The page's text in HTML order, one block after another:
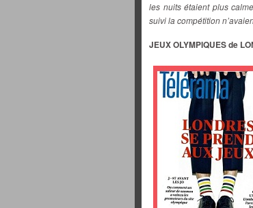
les nuits étaient plus
suivi la compétition
JEUX OLYMPIQUES de